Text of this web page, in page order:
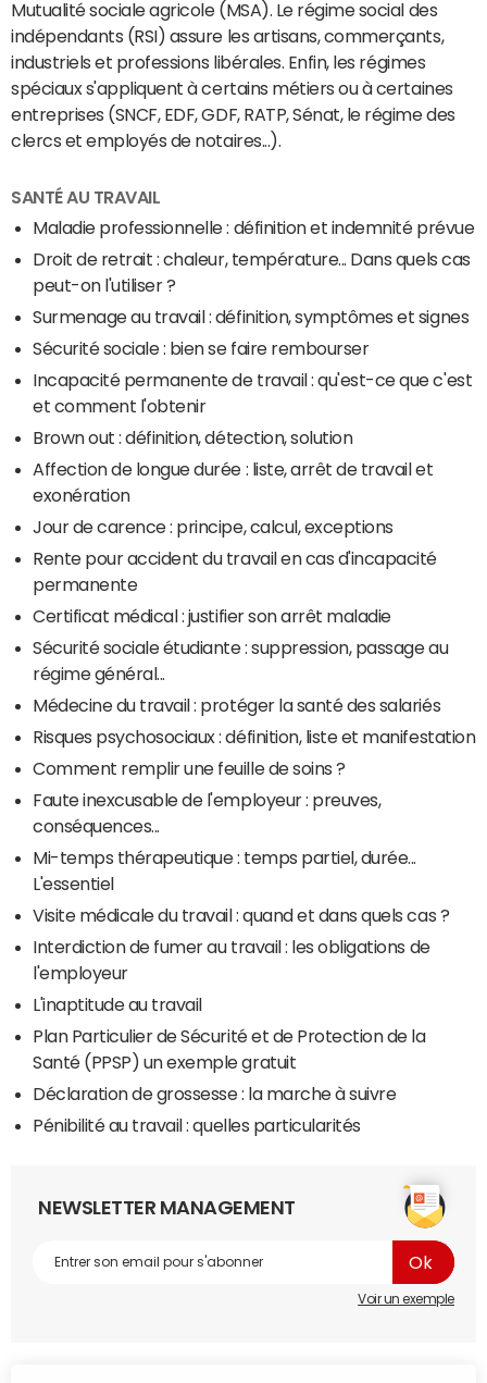
Mutualité sociale agricole (MSA). Le régime social des
indépendants (RSI) assure les artisans, commerçants,
industriels et professions libérales. Enfin, les régimes
spéciaux s'appliquent à certains métiers ou à certaines
entreprises (SNCF, EDF, GDF, RATP, Sénat, le régime des
clercs et employés de notaires...).
SANTÉ AU TRAVAIL
Maladie professionnelle : définition et indemnité prévue
Droit de retrait : chaleur, température... Dans quels cas
peut-on l'utiliser ?
Surmenage au travail : définition, symptômes et signes
Sécurité sociale : bien se faire rembourser
Incapacité permanente de travail : qu'est-ce que c'est
et comment l'obtenir
Brown out : définition, détection, solution
Affection de longue durée : liste, arrêt de travail et
exonération
Jour de carence : principe, calcul, exceptions
Rente pour accident du travail en cas d'incapacité
permanente
Certificat médical : justifier son arrêt maladie
Sécurité sociale étudiante : suppression, passage au
régime général...
Médecine du travail : protéger la santé des salariés
Risques psychosociaux : définition, liste et manifestation
Comment remplir une feuille de soins ?
Faute inexcusable de l'employeur : preuves,
conséquences...
Mi-temps thérapeutique : temps partiel, durée...
L'essentiel
Visite médicale du travail : quand et dans quels cas ?
Interdiction de fumer au travail : les obligations de
l'employeur
L'inaptitude au travail
Plan Particulier de Sécurité et de Protection de la
Santé (PPSP) un exemple gratuit
Déclaration de grossesse : la marche à suivre
Pénibilité au travail : quelles particularités
NEWSLETTER MANAGEMENT
Voir un exemple